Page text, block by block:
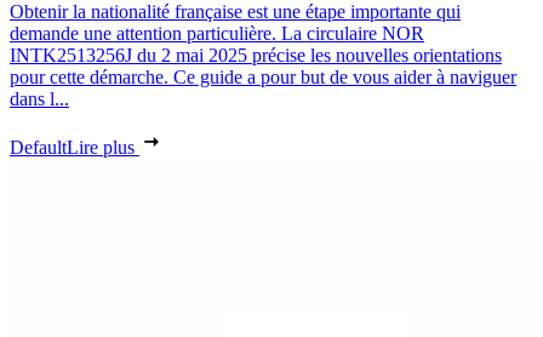
Obtenir la nationalité française est une étape importante qui
demande une attention particulière. La circulaire NOR
INTK2513256J du 2 mai 2025 précise les nouvelles orientations
pour cette démarche. Ce guide a pour but de vous aider à naviguer
dans l...
DefaultLire plus